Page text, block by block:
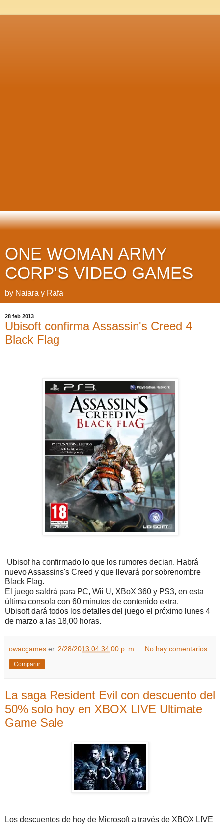
ONE WOMAN ARMY
CORP'S VIDEO GAMES
by Naiara y Rafa
28 feb 2013
Ubisoft confirma Assassin's Creed 4
Black Flag
Ubisof ha confirmado lo que los rumores decian. Habrá
nuevo Assassins's Creed y que llevará por sobrenombre
Black Flag.
El juego saldrá para PC, Wii U, XBoX 360 y PS3, en esta
última consola con 60 minutos de contenido extra.
Ubisoft dará todos los detalles del juego el próximo lunes 4
de marzo a las 18,00 horas.
owacgames en 2/28/2013 04:34:00 p. m. No hay comentarios:
Compartir
La saga Resident Evil con descuento del
50% solo hoy en XBOX LIVE Ultimate
Game Sale
Los descuentos de hoy de Microsoft a través de XBOX LIVE